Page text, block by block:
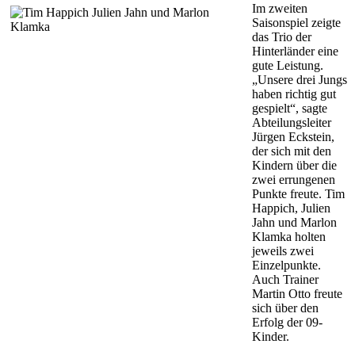
Im zweiten
Saisonspiel zeigte
das Trio der
Hinterländer eine
gute Leistung.
„Unsere drei Jungs
haben richtig gut
gespielt“, sagte
Abteilungsleiter
Jürgen Eckstein,
der sich mit den
Kindern über die
zwei errungenen
Punkte freute. Tim
Happich, Julien
Jahn und Marlon
Klamka holten
jeweils zwei
Einzelpunkte.
Auch Trainer
Martin Otto freute
sich über den
Erfolg der 09-
Kinder.